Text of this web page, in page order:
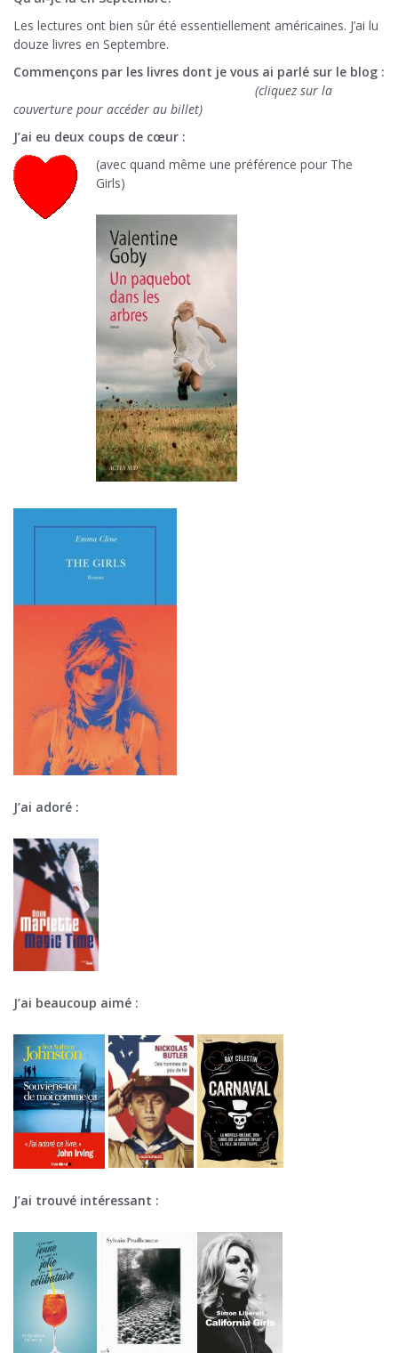
Les lectures ont bien sûr été essentiellement américaines. J’ai lu
douze livres en Septembre.
Commençons par les livres dont je vous ai parlé sur le blog :
(cliquez sur la
couverture pour accéder au billet)
J’ai eu deux coups de cœur :
(avec quand même une préférence pour The
Girls)
J’ai adoré :
J’ai beaucoup aimé :
J’ai trouvé intéressant :